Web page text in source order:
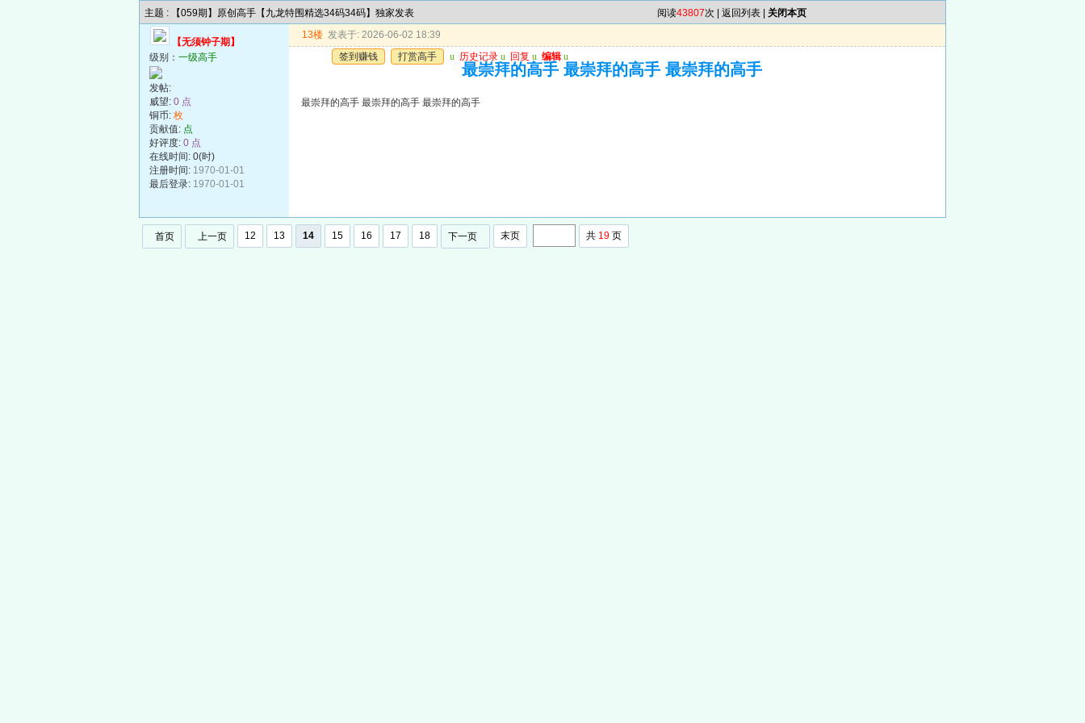
主题 : 【059期】原创高手【九龙特围精选34码34码】独家发表 阅读43807次 | 返回列表 关闭本页
【无须钟子期】
级别： 一级高手
发帖:
威望: 0 点
铜币: 枚
贡献值: 点
好评度: 0 点
在线时间: 0(时)
注册时间: 1970-01-01
最后登录: 1970-01-01
13楼 发表于: 2026-06-02 18:39
签到赚钱
打赏高手 u 历史记录 u 回复 u 编辑 u
最崇拜的高手 最崇拜的高手 最崇拜的高手
最崇拜的高手 最崇拜的高手 最崇拜的高手
首页 上一页 12 13 14 15 16 17 18 下一页 末页 共 19 页